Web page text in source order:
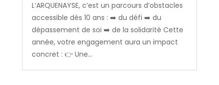
L’ARQUENAYSE, c’est un parcours d’obstacles
accessible dès 10 ans : ➡️ du défi ➡️ du
dépassement de soi ➡️ de la solidarité Cette
année, votre engagement aura un impact
concret : 👉 Une...